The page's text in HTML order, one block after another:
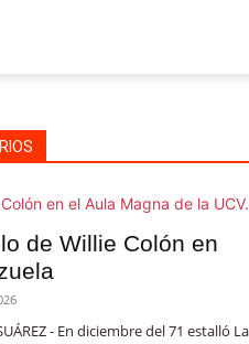
de Willie Colón en
- En diciembre del 71 estalló